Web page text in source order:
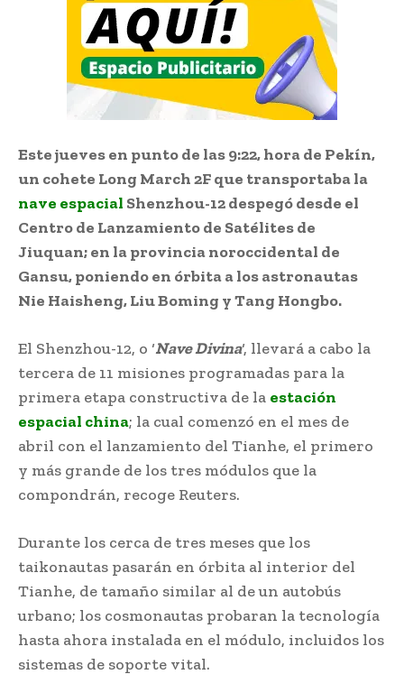
Este jueves en punto de las 9:22, hora de Pekín,
un cohete Long March 2F que transportaba la
nave espacial Shenzhou-12 despegó desde el
Centro de Lanzamiento de Satélites de
Jiuquan; en la provincia noroccidental de
Gansu, poniendo en órbita a los astronautas
Nie Haisheng, Liu Boming y Tang Hongbo.
El Shenzhou-12, o ‘Nave Divina‘, llevará a cabo la
tercera de 11 misiones programadas para la
primera etapa constructiva de la estación
espacial china; la cual comenzó en el mes de
abril con el lanzamiento del Tianhe, el primero
y más grande de los tres módulos que la
compondrán, recoge Reuters.
Durante los cerca de tres meses que los
taikonautas pasarán en órbita al interior del
Tianhe, de tamaño similar al de un autobús
urbano; los cosmonautas probaran la tecnología
hasta ahora instalada en el módulo, incluidos los
sistemas de soporte vital.